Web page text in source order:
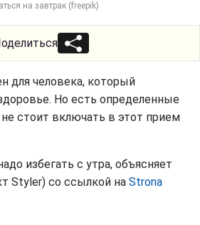
на завтрак (freepik)
для человека, который
Но есть определенные
стоит включать в этот прием
избегать с утра, объясняет
Styler) со ссылкой на Strona